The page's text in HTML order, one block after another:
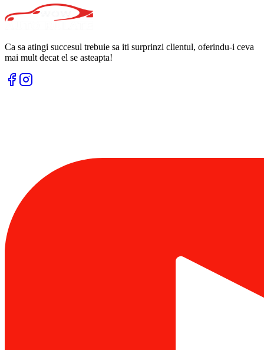
Ca sa atingi succesul trebuie sa iti surprinzi clientul, oferindu-i ceva
mai mult decat el se asteapta!